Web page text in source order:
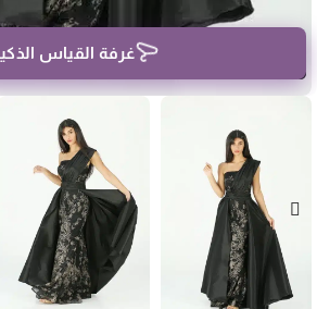
غرفة القياس الذكية